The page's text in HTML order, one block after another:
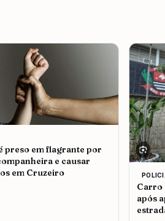
preso em flagrante por
e causar
em Cruzeiro
Carro
após